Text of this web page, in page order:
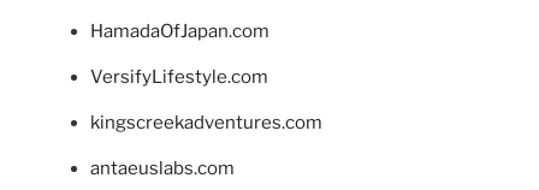
HamadaOfJapan.com
VersifyLifestyle.com
kingscreekadventures.com
antaeuslabs.com